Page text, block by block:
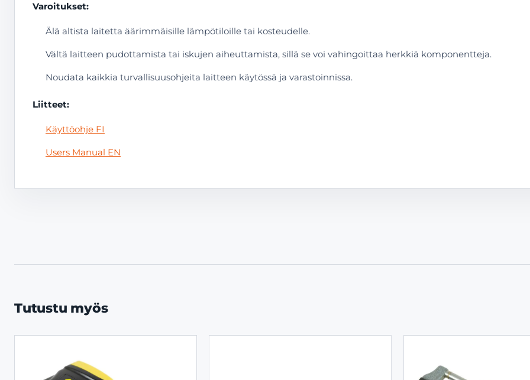
Varoitukset:
Älä altista laitetta äärimmäisille lämpötiloille tai kosteudelle.
Vältä laitteen pudottamista tai iskujen aiheuttamista, sillä se voi vahingoittaa herkkiä komponentteja.
Noudata kaikkia turvallisuusohjeita laitteen käytössä ja varastoinnissa.
Liitteet:
Käyttöohje FI
Users Manual EN
Tutustu myös